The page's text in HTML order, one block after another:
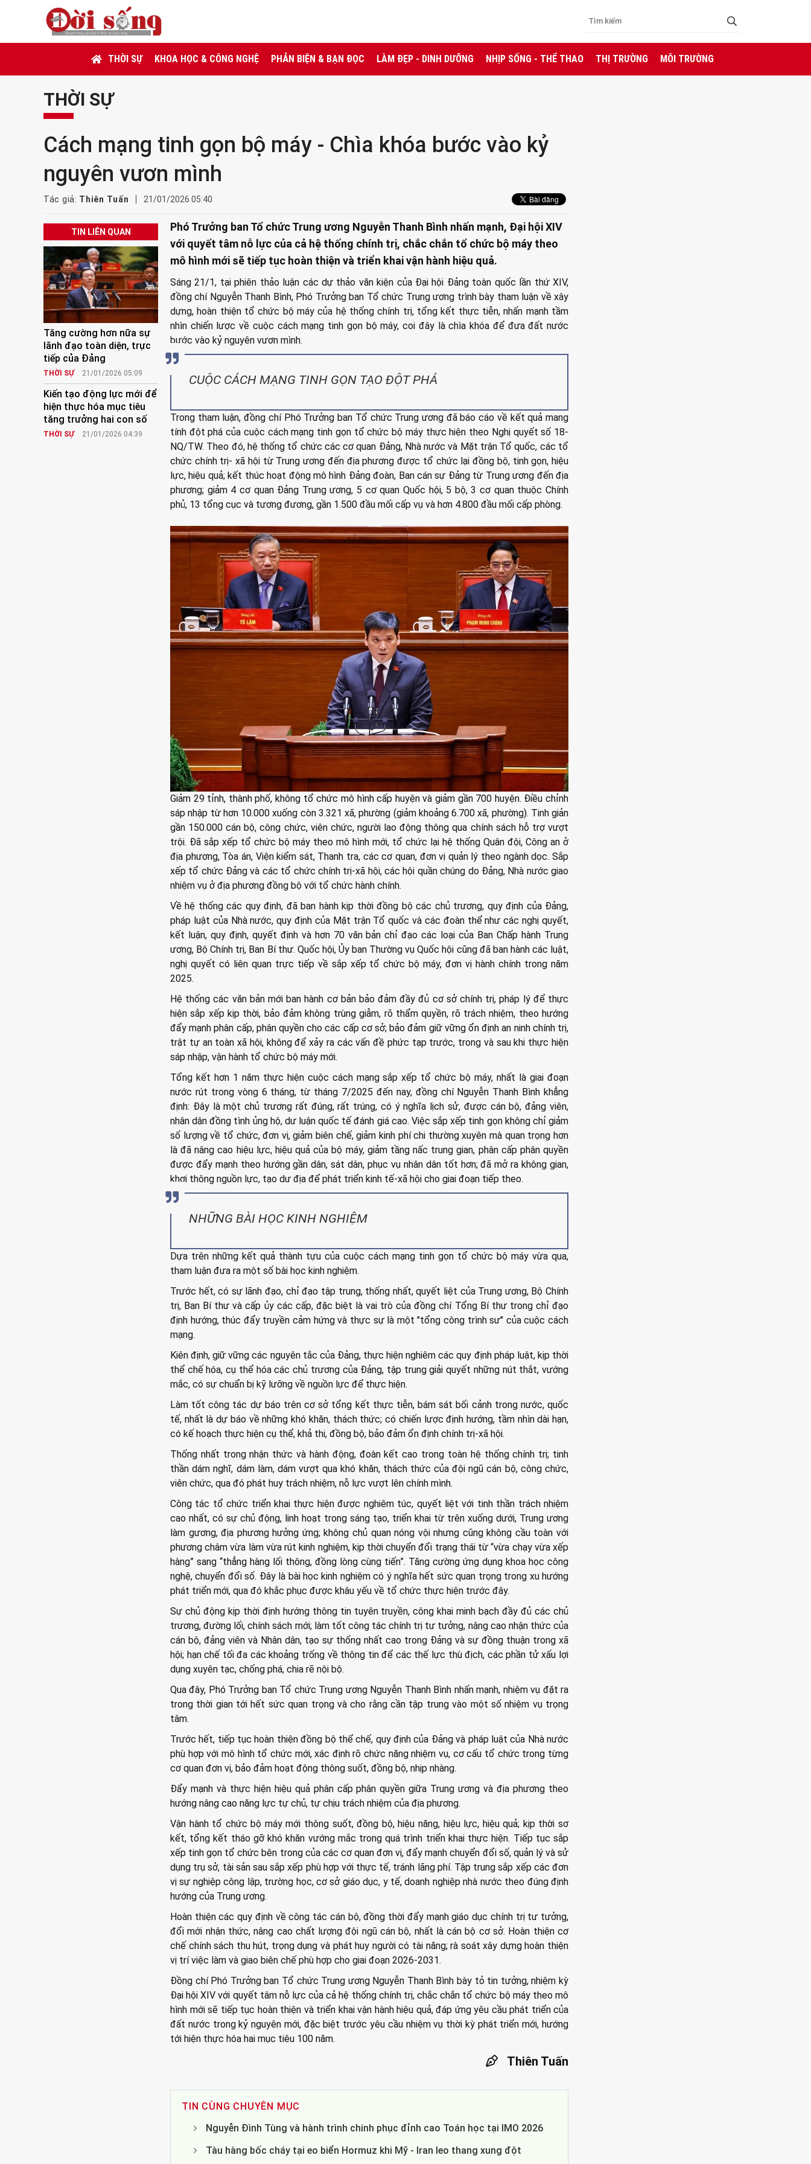
THỜI SỰ KHOA HỌC & CÔNG NGHỆ PHẢN BIỆN & BẠN ĐỌC LÀM ĐẸP - DINH DƯỠNG NHỊP SỐNG - THỂ THAO THỊ TRƯỜNG MÔI TRƯỜNG
THỜI SỰ
Cách mạng tinh gọn bộ máy - Chìa khóa bước vào kỷ
nguyên vươn mình
Tác giả: Thiên Tuấn 21/01/2026 05:40
TIN LIÊN QUAN
Tăng cường hơn nữa sự
lãnh đạo toàn diện, trực
tiếp của Đảng
THỜI SỰ 21/01/2026 05:09
Kiến tạo động lực mới để
hiện thực hóa mục tiêu
tăng trưởng hai con số
THỜI SỰ 21/01/2026 04:39
Phó Trưởng ban Tổ chức Trung ương Nguyễn Thanh Bình nhấn mạnh, Đại hội XIV
với quyết tâm nỗ lực của cả hệ thống chính trị, chắc chắn tổ chức bộ máy theo
mô hình mới sẽ tiếp tục hoàn thiện và triển khai vận hành hiệu quả.
Sáng 21/1, tại phiên thảo luận các dự thảo văn kiện của Đại hội Đảng toàn quốc lần thứ XIV,
đồng chí Nguyễn Thanh Bình, Phó Trưởng ban Tổ chức Trung ương trình bày tham luận về xây
dựng, hoàn thiện tổ chức bộ máy của hệ thống chính trị, tổng kết thực tiễn, nhấn mạnh tầm
nhìn chiến lược về cuộc cách mạng tinh gọn bộ máy, coi đây là chìa khóa để đưa đất nước
bước vào kỷ nguyên vươn mình.
CUỘC CÁCH MẠNG TINH GỌN TẠO ĐỘT PHÁ
Trong tham luận, đồng chí Phó Trưởng ban Tổ chức Trung ương đã báo cáo về kết quả mang
tính đột phá của cuộc cách mạng tinh gọn tổ chức bộ máy thực hiện theo Nghị quyết số 18-
NQ/TW. Theo đó, hệ thống tổ chức các cơ quan Đảng, Nhà nước và Mặt trận Tổ quốc, các tổ
chức chính trị- xã hội từ Trung ương đến địa phương được tổ chức lại đồng bộ, tinh gọn, hiệu
lực, hiệu quả; kết thúc hoạt động mô hình Đảng đoàn, Ban cán sự Đảng từ Trung ương đến địa
phương; giảm 4 cơ quan Đảng Trung ương, 5 cơ quan Quốc hội, 5 bộ, 3 cơ quan thuộc Chính
phủ, 13 tổng cục và tương đương, gần 1.500 đầu mối cấp vụ và hơn 4.800 đầu mối cấp phòng.
Giảm 29 tỉnh, thành phố, không tổ chức mô hình cấp huyện và giảm gần 700 huyện. Điều chỉnh
sáp nhập từ hơn 10.000 xuống còn 3.321 xã, phường (giảm khoảng 6.700 xã, phường). Tinh giản
gần 150.000 cán bộ, công chức, viên chức, người lao động thông qua chính sách hỗ trợ vượt
trội. Đã sắp xếp tổ chức bộ máy theo mô hình mới, tổ chức lại hệ thống Quân đội, Công an ở
địa phương, Tòa án, Viện kiểm sát, Thanh tra, các cơ quan, đơn vị quản lý theo ngành dọc. Sắp
xếp tổ chức Đảng và các tổ chức chính trị-xã hội, các hội quần chúng do Đảng, Nhà nước giao
nhiệm vụ ở địa phương đồng bộ với tổ chức hành chính.
Về hệ thống các quy định, đã ban hành kịp thời đồng bộ các chủ trương, quy định của Đảng,
pháp luật của Nhà nước, quy định của Mặt trận Tổ quốc và các đoàn thể như các nghị quyết,
kết luận, quy định, quyết định và hơn 70 văn bản chỉ đạo các loại của Ban Chấp hành Trung
ương, Bộ Chính trị, Ban Bí thư. Quốc hội, Ủy ban Thường vụ Quốc hội cũng đã ban hành các luật,
nghị quyết có liên quan trực tiếp về sắp xếp tổ chức bộ máy, đơn vị hành chính trong năm
2025.
Hệ thống các văn bản mới ban hành cơ bản bảo đảm đầy đủ cơ sở chính trị, pháp lý để thực
hiện sắp xếp kịp thời, bảo đảm không trùng giẫm, rõ thẩm quyền, rõ trách nhiệm, theo hướng
đẩy mạnh phân cấp, phân quyền cho các cấp cơ sở; bảo đảm giữ vững ổn định an ninh chính trị,
trật tự an toàn xã hội, không để xảy ra các vấn đề phức tạp trước, trong và sau khi thực hiện
sáp nhập, vận hành tổ chức bộ máy mới.
Tổng kết hơn 1 năm thực hiện cuộc cách mạng sắp xếp tổ chức bộ máy, nhất là giai đoạn
nước rút trong vòng 6 tháng, từ tháng 7/2025 đến nay, đồng chí Nguyễn Thanh Bình khẳng
định: Đây là một chủ trương rất đúng, rất trúng, có ý nghĩa lịch sử, được cán bộ, đảng viên,
nhân dân đồng tình ủng hộ, dư luận quốc tế đánh giá cao. Việc sắp xếp tinh gọn không chỉ giảm
số lượng về tổ chức, đơn vị, giảm biên chế, giảm kinh phí chi thường xuyên mà quan trọng hơn
là đã nâng cao hiệu lực, hiệu quả của bộ máy, giảm tầng nấc trung gian, phân cấp phân quyền
được đẩy mạnh theo hướng gần dân, sát dân, phục vụ nhân dân tốt hơn; đã mở ra không gian,
khơi thông nguồn lực, tạo dư địa để phát triển kinh tế-xã hội cho giai đoạn tiếp theo.
NHỮNG BÀI HỌC KINH NGHIỆM
Dựa trên những kết quả thành tựu của cuộc cách mạng tinh gọn tổ chức bộ máy vừa qua,
tham luận đưa ra một số bài học kinh nghiệm.
Trước hết, có sự lãnh đạo, chỉ đạo tập trung, thống nhất, quyết liệt của Trung ương, Bộ Chính
trị, Ban Bí thư và cấp ủy các cấp, đặc biệt là vai trò của đồng chí Tổng Bí thư trong chỉ đạo
định hướng, thúc đẩy truyền cảm hứng và thực sự là một "tổng công trình sư" của cuộc cách
mạng.
Kiên định, giữ vững các nguyên tắc của Đảng, thực hiện nghiêm các quy định pháp luật, kịp thời
thể chế hóa, cụ thể hóa các chủ trương của Đảng, tập trung giải quyết những nút thắt, vướng
mắc, có sự chuẩn bị kỹ lưỡng về nguồn lực để thực hiện.
Làm tốt công tác dự báo trên cơ sở tổng kết thực tiễn, bám sát bối cảnh trong nước, quốc
tế, nhất là dự báo về những khó khăn, thách thức; có chiến lược định hướng, tầm nhìn dài hạn,
có kế hoạch thực hiện cụ thể, khả thi, đồng bộ, bảo đảm ổn định chính trị-xã hội.
Thống nhất trong nhận thức và hành động, đoàn kết cao trong toàn hệ thống chính trị; tinh
thần dám nghĩ, dám làm, dám vượt qua khó khăn, thách thức của đội ngũ cán bộ, công chức,
viên chức, qua đó phát huy trách nhiệm, nỗ lực vượt lên chính mình.
Công tác tổ chức triển khai thực hiện được nghiêm túc, quyết liệt với tinh thần trách nhiệm
cao nhất, có sự chủ động, linh hoạt trong sáng tạo, triển khai từ trên xuống dưới, Trung ương
làm gương, địa phương hưởng ứng; không chủ quan nóng vội nhưng cũng không cầu toàn với
phương châm vừa làm vừa rút kinh nghiệm, kịp thời chuyển đổi trạng thái từ “vừa chạy vừa xếp
hàng” sang “thẳng hàng lối thông, đồng lòng cùng tiến”. Tăng cường ứng dụng khoa học công
nghệ, chuyển đổi số. Đây là bài học kinh nghiệm có ý nghĩa hết sức quan trọng trong xu hướng
phát triển mới, qua đó khắc phục được khâu yếu về tổ chức thực hiện trước đây.
Sự chủ động kịp thời định hướng thông tin tuyên truyền, công khai minh bạch đầy đủ các chủ
trương, đường lối, chính sách mới; làm tốt công tác chính trị tư tưởng, nâng cao nhận thức của
cán bộ, đảng viên và Nhân dân, tạo sự thống nhất cao trong Đảng và sự đồng thuận trong xã
hội; hạn chế tối đa các khoảng trống về thông tin để các thế lực thù địch, các phần tử xấu lợi
dụng xuyên tạc, chống phá, chia rẽ nội bộ.
Qua đây, Phó Trưởng ban Tổ chức Trung ương Nguyễn Thanh Bình nhấn mạnh, nhiệm vụ đặt ra
trong thời gian tới hết sức quan trọng và cho rằng cần tập trung vào một số nhiệm vụ trọng
tâm.
Trước hết, tiếp tục hoàn thiện đồng bộ thể chế, quy định của Đảng và pháp luật của Nhà nước
phù hợp với mô hình tổ chức mới, xác định rõ chức năng nhiệm vụ, cơ cấu tổ chức trong từng
cơ quan đơn vị, bảo đảm hoạt động thông suốt, đồng bộ, nhịp nhàng.
Đẩy mạnh và thực hiện hiệu quả phân cấp phân quyền giữa Trung ương và địa phương theo
hướng nâng cao năng lực tự chủ, tự chịu trách nhiệm của địa phương.
Vận hành tổ chức bộ máy mới thông suốt, đồng bộ, hiệu năng, hiệu lực, hiệu quả; kịp thời sơ
kết, tổng kết tháo gỡ khó khăn vướng mắc trong quá trình triển khai thực hiện. Tiếp tục sắp
xếp tinh gọn tổ chức bên trong của các cơ quan đơn vị, đẩy mạnh chuyển đổi số, quản lý và sử
dụng trụ sở, tài sản sau sắp xếp phù hợp với thực tế, tránh lãng phí. Tập trung sắp xếp các đơn
vị sự nghiệp công lập, trường học, cơ sở giáo dục, y tế, doanh nghiệp nhà nước theo đúng định
hướng của Trung ương.
Hoàn thiện các quy định về công tác cán bộ, đồng thời đẩy mạnh giáo dục chính trị tư tưởng,
đổi mới nhận thức, nâng cao chất lượng đội ngũ cán bộ, nhất là cán bộ cơ sở. Hoàn thiện cơ
chế chính sách thu hút, trọng dụng và phát huy người có tài năng; rà soát xây dựng hoàn thiện
vị trí việc làm và giao biên chế phù hợp cho giai đoạn 2026-2031.
Đồng chí Phó Trưởng ban Tổ chức Trung ương Nguyễn Thanh Bình bày tỏ tin tưởng, nhiệm kỳ
Đại hội XIV với quyết tâm nỗ lực của cả hệ thống chính trị, chắc chắn tổ chức bộ máy theo mô
hình mới sẽ tiếp tục hoàn thiện và triển khai vận hành hiệu quả, đáp ứng yêu cầu phát triển của
đất nước trong kỷ nguyên mới, đặc biệt trước yêu cầu nhiệm vụ thời kỳ phát triển mới, hướng
tới hiện thực hóa hai mục tiêu 100 năm.
Thiên Tuấn
TIN CÙNG CHUYÊN MỤC
Nguyễn Đình Tùng và hành trình chinh phục đỉnh cao Toán học tại IMO 2026
Tàu hàng bốc cháy tại eo biển Hormuz khi Mỹ - Iran leo thang xung đột